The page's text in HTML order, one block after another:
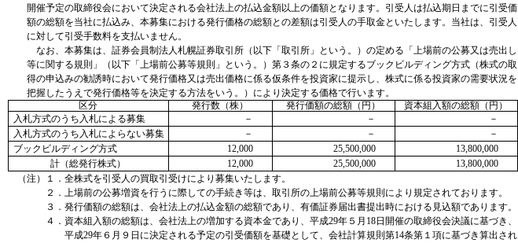
開催予定の取締役会において決定される会社法上の払込金額以上の価額となります。引受人は払込期日までに引受価
額の総額を当社に払込み、本募集における発行価格の総額との差額は引受人の手取金といたします。当社は、引受人
に対して引受手数料を支払いません。
なお、本募集は、証券会員制法人札幌証券取引所（以下「取引所」という。）の定める「上場前の公募又は売出し
等に関する規則」（以下「上場前公募等規則」という。）第３条の２に規定するブックビルディング方式（株式の取
得の申込みの勧誘時において発行価格又は売出価格に係る仮条件を投資家に提示し、株式に係る投資家の需要状況を
把握したうえで発行価格等を決定する方法をいう。）により決定する価格で行います。
区分
発行数（株） 発行価額の総額（円）
資本組入額の総額（円）
入札方式のうち入札による募集
－ －
－
入札方式のうち入札によらない募集
－ －
－
ブックビルディング方式
12,000 25,500,000
13,800,000
計（総発行株式）
12,000 25,500,000
13,800,000
（注）１．全株式を引受人の買取引受けにより募集いたします。
２．上場前の公募増資を行うに際しての手続き等は、取引所の上場前公募等規則により規定されております。
３．発行価額の総額は、会社法上の払込金額の総額であり、有価証券届出書提出時における見込額であります。
４．資本組入額の総額は、会社法上の増加する資本金であり、平成29年５月18日開催の取締役会決議に基づき、
平成29年６月９日に決定される予定の引受価額を基礎として、会社計算規則第14条第１項に基づき算出され